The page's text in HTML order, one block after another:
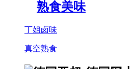
熟食美味
丁姐卤味
真空熟食